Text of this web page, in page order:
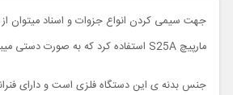
جهت سیمی کردن انواع جزوات و اسناد میتوان
مارپیچ S25A استفاده کرد که به صورت دستی میباشد.
جنس بدنه ی این دستگاه فلزی است و دارای